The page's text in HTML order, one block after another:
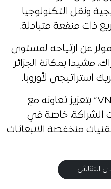
ونقل التكنولوجيا
ذات منفعة متبادلة.
عن ارتياحه لمستوى
مشيدا بمكانة الجزائر
استراتيجي لأوروبا.
كما أكد اهتمام مجمع “VNG” بتعزيز تعاونه مع
الشراكة، خاصة في
منخفضة الانبعاثات
النقاش